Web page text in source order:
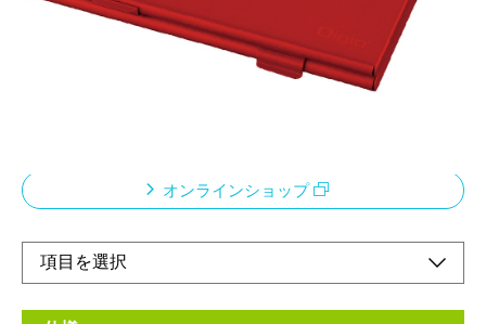
・ホルダーに静電気防止クッションを採用し、
ホコリや静電気からゲームカードを守ります。
オンラインショップ